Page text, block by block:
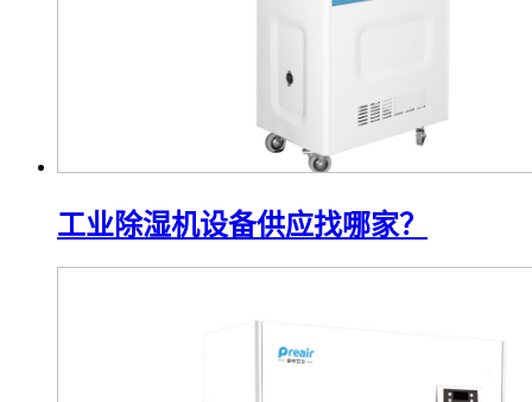
工业除湿机设备供应找哪家？